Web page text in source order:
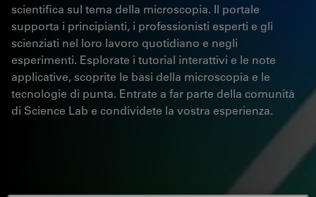
scientifica sul tema della microscopia. Il portale
supporta i principianti, i professionisti esperti e gli
scienziati nel loro lavoro quotidiano e negli
esperimenti. Esplorate i tutorial interattivi e le note
applicative, scoprite le basi della microscopia e le
tecnologie di punta. Entrate a far parte della comunità
di Science Lab e condividete la vostra esperienza.